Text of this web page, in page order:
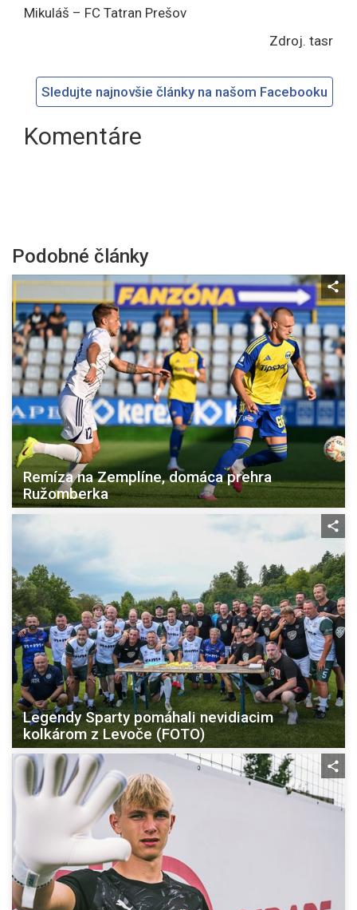
Mikuláš – FC Tatran Prešov
Zdroj. tasr
Sledujte najnovšie články na našom Facebooku
Komentáre
Podobné články
Remíza na Zemplíne, domáca prehra
Ružomberka
Legendy Sparty pomáhali nevidiacim
kolkárom z Levoče (FOTO)